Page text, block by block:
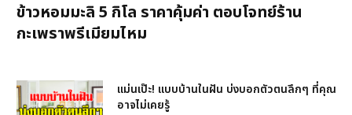
ข้าวหอมมะลิ 5 กิโล ราคาคุ้มค่า ตอบโจทย์ร้าน
กะเพราพรีเมียมไหม
แม่นเป๊ะ! แบบบ้านในฝัน บ่งบอกตัวตนลึกๆ ที่คุณ
อาจไม่เคยรู้